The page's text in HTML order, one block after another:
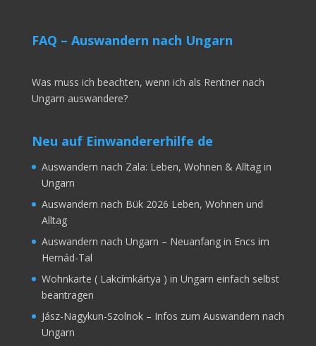
FAQ – Auswandern nach Ungarn
Was muss ich beachten, wenn ich als Rentner nach
Ungarn auswandere?
Neu auf Einwandererhilfe de
Auswandern nach Zala: Leben, Wohnen & Alltag in
Ungarn
Auswandern nach Bük 2026 Leben, Wohnen und
Alltag
Auswandern nach Ungarn – Neuanfang in Encs im
Hernád-Tal
Wohnkarte ( Lakcímkártya ) in Ungarn einfach selbst
beantragen
Jász-Nagykun-Szolnok – Infos zum Auswandern nach
Ungarn